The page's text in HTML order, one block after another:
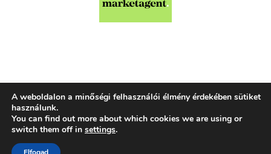
Köszönjük WordPress!
A weboldalon a minőségi felhasználói élmény érdekében sütiket
használunk.
You can find out more about which cookies we are using or
switch them off in settings.